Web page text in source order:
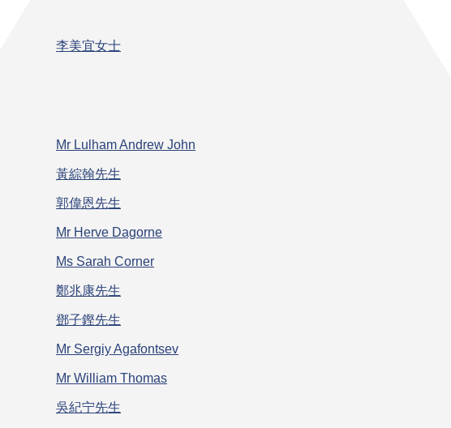
李美宜女士
Mr Lulham Andrew John
黃綜翰先生
郭偉恩先生
Mr Herve Dagorne
Ms Sarah Corner
鄭兆康先生
鄧子鏗先生
Mr Sergiy Agafontsev
Mr William Thomas
吳紀宁先生